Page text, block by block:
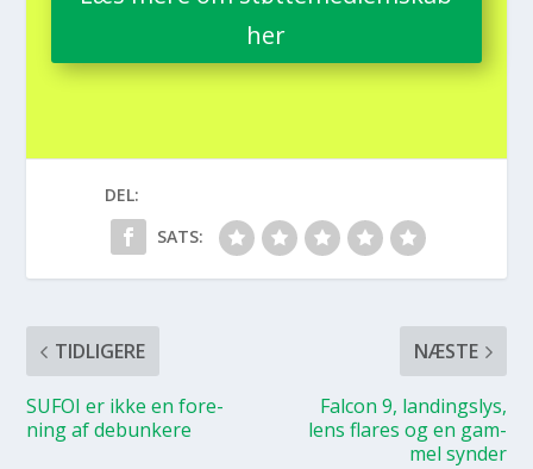
her
DEL:
SATS:
TIDLIGERE
SUFOI er ikke en for­e­
ning af debun­ke­re
NÆSTE
Falcon 9, lan­dings­lys,
lens fla­res og en gam­
mel syn­der